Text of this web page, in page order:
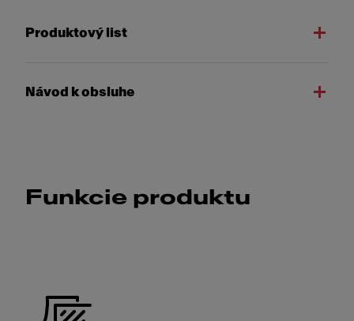
Produktový list
Návod k obsluhe
Funkcie produktu